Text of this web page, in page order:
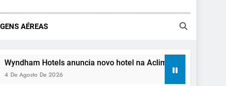
AÉREAS
anuncia novo hotel na Aclimação, em São Paulo